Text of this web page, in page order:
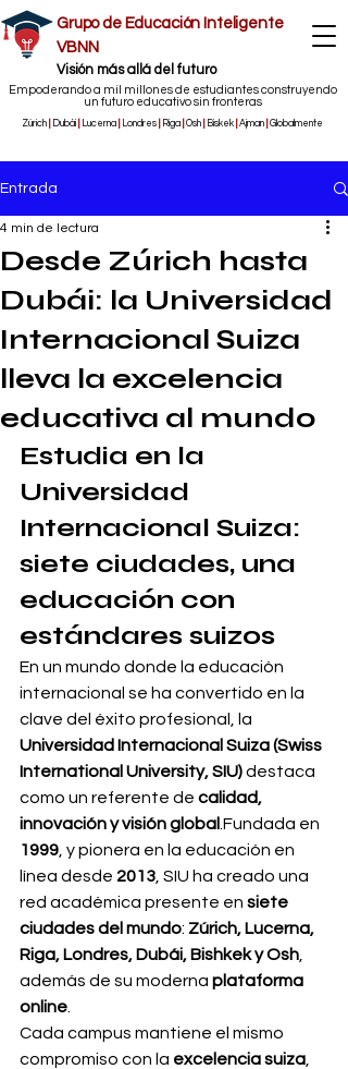
Grupo de Educación Inteligente
VBNN
​Visión más allá del futuro
Empoderando a mil millones de estudiantes construyendo
un futuro educativo sin fronteras
Zúrich Dubái Lucerna Londres Riga Osh Biskek Ajman Globalmente
Entrada
Desde Zúrich hasta
Dubái: la Universidad
Internacional Suiza
lleva la excelencia
educativa al mundo
4 min de lectura
Estudia en la
Universidad
Internacional Suiza:
siete ciudades, una
educación con
estándares suizos
En un mundo donde la educación
internacional se ha convertido en la
clave del éxito profesional, la
Universidad Internacional Suiza (Swiss
International University, SIU) destaca
como un referente de calidad,
innovación y visión global .Fundada en
1999 , y pionera en la educación en
línea desde 2013 , SIU ha creado una
red académica presente en siete
ciudades del mundo: Zúrich, Lucerna,
Riga, Londres, Dubái, Bishkek y Osh
además de su moderna plataforma
online
Cada campus mantiene el mismo
compromiso con la excelencia suiza